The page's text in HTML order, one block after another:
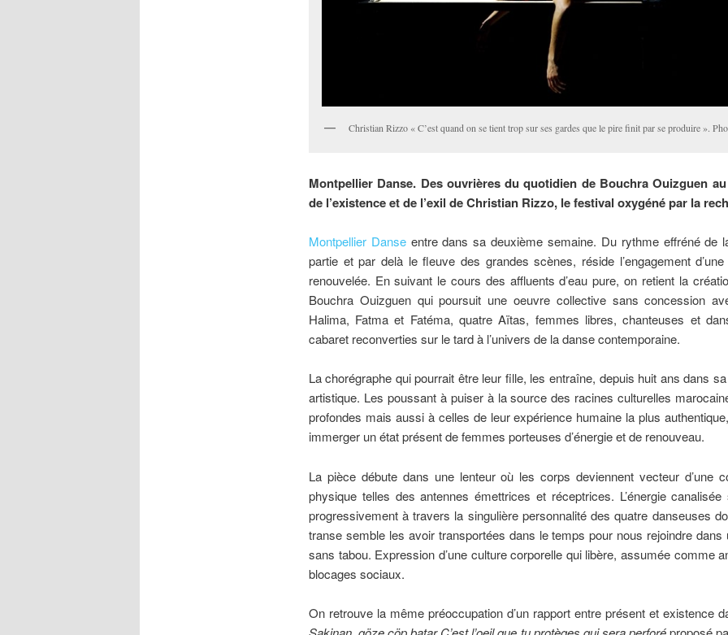
Christian Rizzo « C’est quand on se tient trop sur ses gardes que le pire finit par se produire ».
Montpellier Danse. Des ouvrières du quotidien de Bouchra Ouizguen
de l’existence et de l’exil de Christian Rizzo, le festival oxygéné par la
Montpellier Danseentre dans sa deuxième semaine. Du rythme effréné de
partie et par delà le fleuve des grandes scènes, réside l’engagement
renouvelée. En suivant le cours des affluents d’eau pure, on retient la
Bouchra Ouizguen qui poursuit une oeuvre collective sans concession
Halima, Fatma et Fatéma, quatre Aïtas, femmes libres, chanteuses et
cabaret reconverties sur le tard à l’univers de la danse contemporaine.
La chorégraphe qui pourrait être leur fille, les entraîne, depuis huit ans dans
artistique. Les poussant à puiser à la source des racines culturelles
profondes mais aussi à celles de leur expérience humaine la plus
immerger un état présent de femmes porteuses d’énergie et de renouveau.
La pièce débute dans une lenteur où les corps deviennent vecteur d’une
physique telles des antennes émettrices et réceptrices. L’énergie canalisée
progressivement à travers la singulière personnalité des quatre danseuses
transe semble les avoir transportées dans le temps pour nous rejoindre dans
sans tabou. Expression d’une culture corporelle qui libère, assumée comme
blocages sociaux.
On retrouve la même préoccupation d’un rapport entre présent et existence